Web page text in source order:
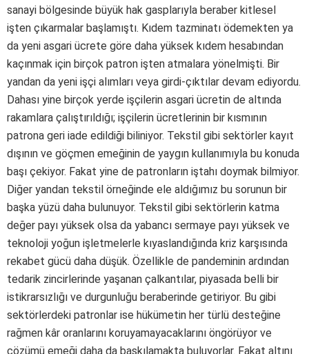
sanayi bölgesinde büyük hak gasplarıyla beraber kitlesel
işten çıkarmalar başlamıştı. Kıdem tazminatı ödemekten ya
da yeni asgari ücrete göre daha yüksek kıdem hesabından
kaçınmak için birçok patron işten atmalara yönelmişti. Bir
yandan da yeni işçi alımları veya girdi-çıktılar devam ediyordu.
Dahası yine birçok yerde işçilerin asgari ücretin de altında
rakamlara çalıştırıldığı; işçilerin ücretlerinin bir kısmının
patrona geri iade edildiği biliniyor. Tekstil gibi sektörler kayıt
dışının ve göçmen emeğinin de yaygın kullanımıyla bu konuda
başı çekiyor. Fakat yine de patronların iştahı doymak bilmiyor.
Diğer yandan tekstil örneğinde ele aldığımız bu sorunun bir
başka yüzü daha bulunuyor. Tekstil gibi sektörlerin katma
değer payı yüksek olsa da yabancı sermaye payı yüksek ve
teknoloji yoğun işletmelerle kıyaslandığında kriz karşısında
rekabet gücü daha düşük. Özellikle de pandeminin ardından
tedarik zincirlerinde yaşanan çalkantılar, piyasada belli bir
istikrarsızlığı ve durgunluğu beraberinde getiriyor. Bu gibi
sektörlerdeki patronlar ise hükümetin her türlü desteğine
rağmen kâr oranlarını koruyamayacaklarını öngörüyor ve
çözümü emeği daha da baskılamakta buluyorlar. Fakat altını